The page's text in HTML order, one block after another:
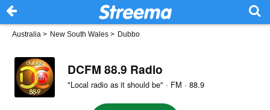
Australia > New South Wales > Dubbo
DCFM 88.9 Radio
"Local radio as it should be" · FM · 88.9